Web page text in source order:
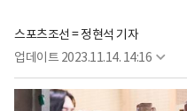
스포츠조선 = 정현석 기자
업데이트 2023.11.14. 14:16